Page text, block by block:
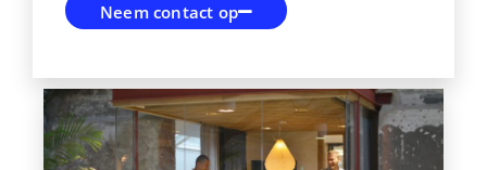
Neem contact op